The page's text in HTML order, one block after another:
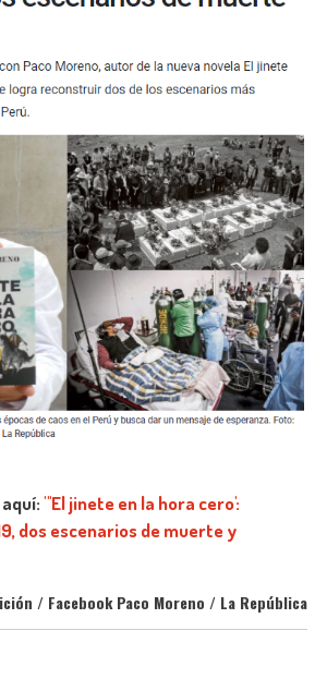
"'El jinete en la hora cero':
dos escenarios de muerte y
/ Facebook Paco Moreno / La República